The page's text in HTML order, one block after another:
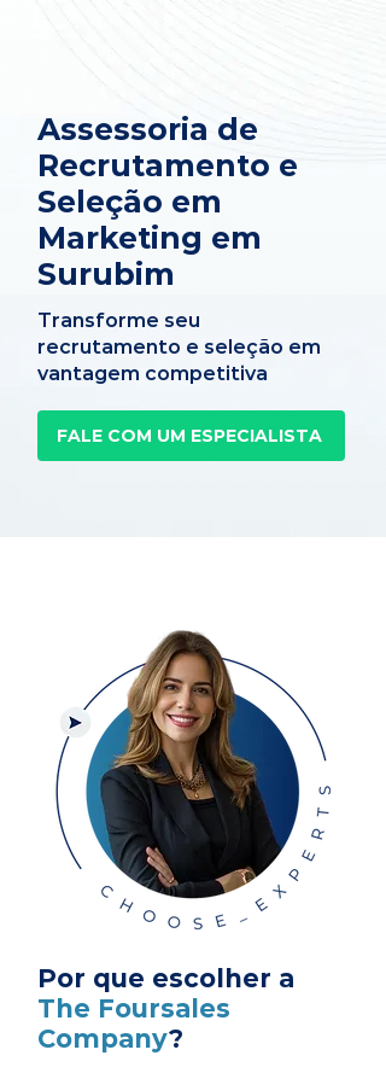
Assessoria de
Recrutamento e
Seleção em
Marketing em
Surubim
Transforme seu
recrutamento e seleção em
vantagem competitiva
FALE COM UM ESPECIALISTA
Por que escolher a
The Foursales
Company?